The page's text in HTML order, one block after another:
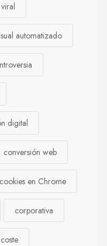
automatizado
digital
conversión web
cookies en Chrome
corporativa
coste